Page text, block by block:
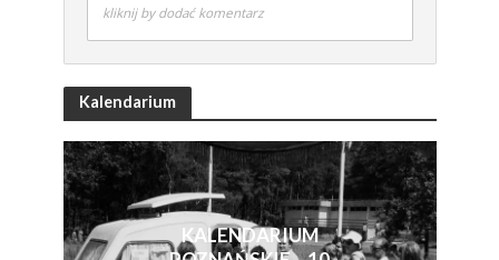
kliknij by dodać komentarz
Kalendarium
KALENDARIUM